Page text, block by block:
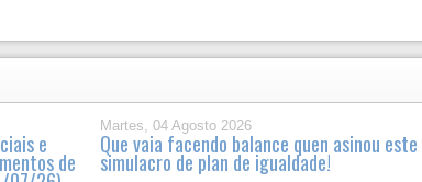
e
de
Martes, 04 Agosto 2026
Que vaia facendo balance quen asinou este
simulacro de plan de igualdade!